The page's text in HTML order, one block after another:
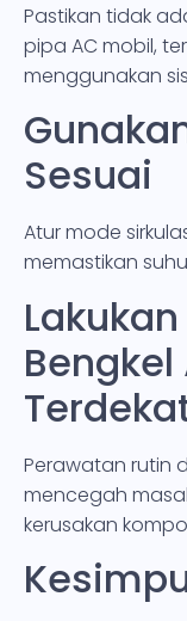
Pastikan tidak
pipa AC mobil,
menggunakan
Sesuai
Atur mode
memastikan
Bengkel
Perawatan rutin
mencegah
kerusakan